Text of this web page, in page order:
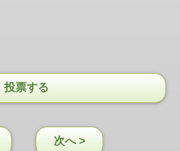
投票する
次へ >